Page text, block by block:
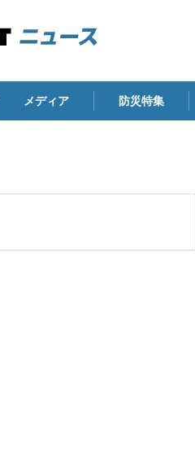
メディア 防災特集